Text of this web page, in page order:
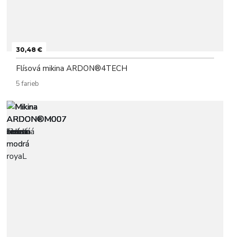
30,48 €
Flísová mikina ARDON®4TECH
5 farieb